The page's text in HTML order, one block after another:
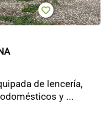
de lencería,
y ...